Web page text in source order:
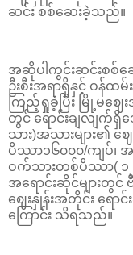
ဆင်း စစ်ဆေးခဲ့သည်။
အဆိုပါကွင်းဆင်းစစ်
ဦးစီးအရာရှိနှင့် ဝန်ထမ်း
ကြည့်ရှုခဲ့ပြီး မြို့မဈေ
တွင် ရောင်းချလျက်ရှိ
သား)အသားများ၏ ဈ
ပိဿာ၁၆၀၀၀/ကျပ်၊
ဝက်သားတစ်ပိဿာ( ၁၂၀
အရောင်းဆိုင်များတွ
ဈေးနှုန်းအတိုင်း ရောင်
ကြောင်း သိရသည်။